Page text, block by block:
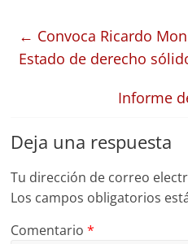
← Convoca Ricardo
Estado de derecho
Informe
Deja una respuesta
Tu dirección de correo
Los campos obligatorios
Comentario*